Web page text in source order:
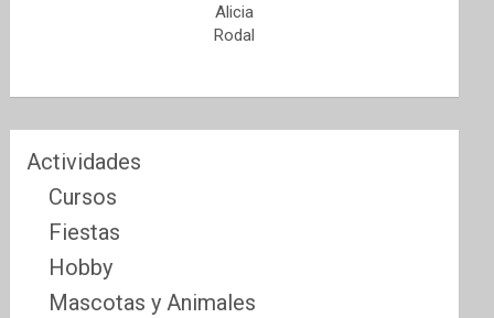
Alicia
Rodal
Actividades
Cursos
Fiestas
Hobby
Mascotas y Animales